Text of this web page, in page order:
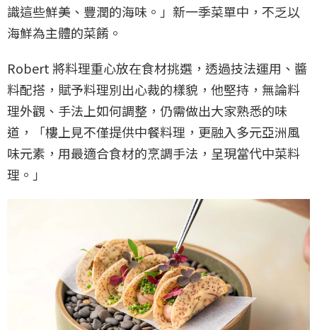
識這些鮮美、豐潤的海味。」新一季菜單中，不乏以
海鮮為主體的菜餚。
Robert 將料理重心放在食材挑選，透過技法運用、醬
料配搭，賦予料理別出心裁的樣貌，他堅持，無論料
理外觀、手法上如何調整，仍需做出大家熟悉的味
道，「樓上見不僅提供中餐料理，更融入多元亞洲風
味元素，用最適合食材的烹調手法，呈現當代中菜料
理。」